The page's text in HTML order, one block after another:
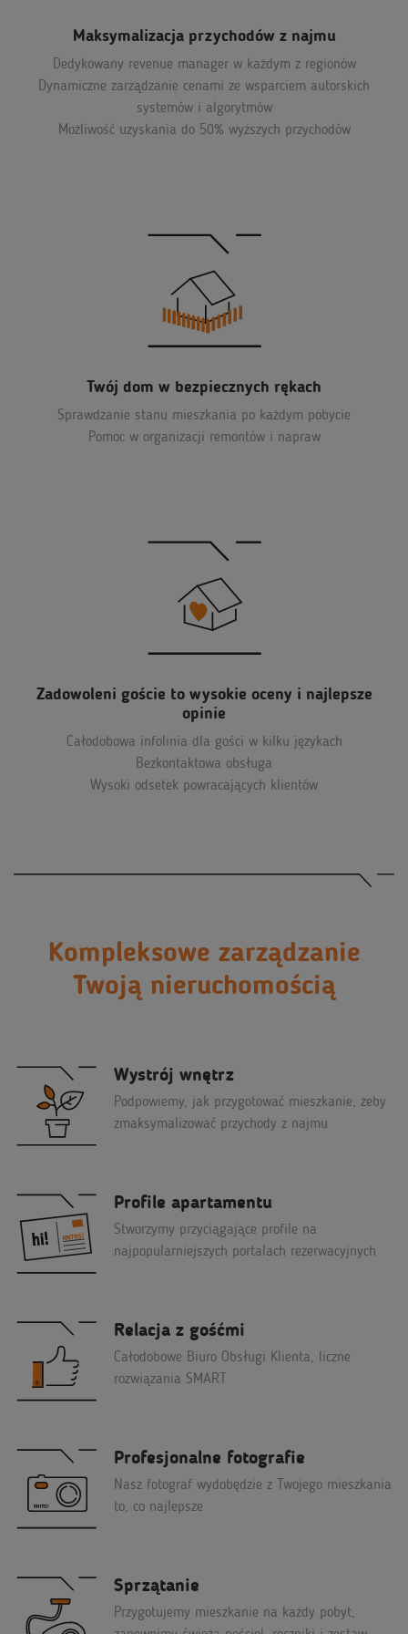
Maksymalizacja przychodów z najmu
Dedykowany revenue manager w każdym z regionów
Dynamiczne zarządzanie cenami ze wsparciem autorskich
systemów i algorytmów
Możliwość uzyskania do 50% wyższych przychodów
Twój dom w bezpiecznych rękach
Sprawdzanie stanu mieszkania po każdym pobycie
Pomoc w organizacji remontów i napraw
Zadowoleni goście to wysokie oceny i najlepsze
opinie
Całodobowa infolinia dla gości w kilku językach
Bezkontaktowa obsługa
Wysoki odsetek powracających klientów
Kompleksowe zarządzanie
Twoją nieruchomością
Wystrój wnętrz
Podpowiemy, jak przygotować mieszkanie, żeby
zmaksymalizować przychody z najmu
Profile apartamentu
Stworzymy przyciągające profile na
najpopularniejszych portalach rezerwacyjnych
Relacja z gośćmi
Całodobowe Biuro Obsługi Klienta, liczne
rozwiązania SMART
Profesjonalne fotografie
Nasz fotograf wydobędzie z Twojego mieszkania
to, co najlepsze
Sprzątanie
Przygotujemy mieszkanie na każdy pobyt,